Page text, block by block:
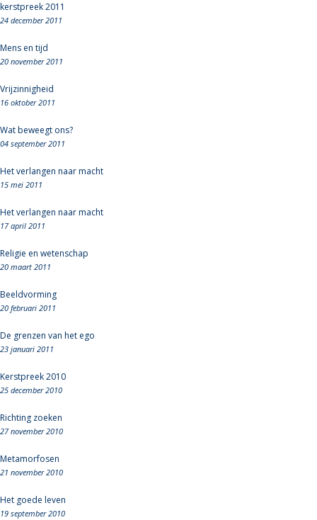
kerstpreek 2011
24 december 2011
Mens en tijd
20 november 2011
Vrijzinnigheid
16 oktober 2011
Wat beweegt ons?
04 september 2011
Het verlangen naar macht
15 mei 2011
Het verlangen naar macht
17 april 2011
Religie en wetenschap
20 maart 2011
Beeldvorming
20 februari 2011
De grenzen van het ego
23 januari 2011
Kerstpreek 2010
25 december 2010
Richting zoeken
27 november 2010
Metamorfosen
21 november 2010
Het goede leven
19 september 2010